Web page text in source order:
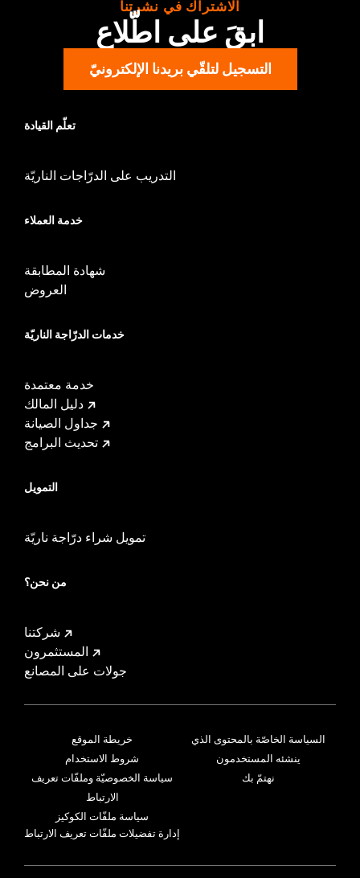
الاشتراك في نشرتنا
ابقَ على اطّلاع
التسجيل لتلقّي بريدنا الإلكترونيّ
تعلّم القيادة
التدريب على الدرّاجات الناريّة
خدمة العملاء
شهادة المطابقة
العروض
خدمات الدرّاجة الناريّة
خدمة معتمدة
دليل المالك
جداول الصيانة
تحديث البرامج
التمويل
تمويل شراء درّاجة ناريّة
من نحن؟
شركتنا
المستثمرون
جولات على المصانع
خريطة الموقع
شروط الاستخدام
سياسة الخصوصيّة وملفّات تعريف
الارتباط
سياسة ملفّات الكوكيز
إدارة تفضيلات ملفّات تعريف الارتباط
السياسة الخاصّة بالمحتوى الذي
ينشئه المستخدمون
نهتمّ بك